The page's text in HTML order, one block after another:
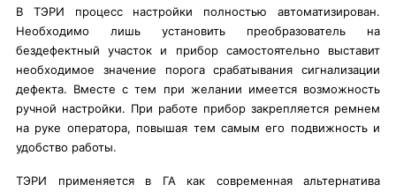
В ТЭРИ процесс настройки полностью автоматизирован.
Необходимо лишь установить преобразователь на
бездефектный участок и прибор самостоятельно выставит
необходимое значение порога срабатывания сигнализации
дефекта. Вместе с тем при желании имеется возможность
ручной настройки. При работе прибор закрепляется ремнем
на руке оператора, повышая тем самым его подвижность и
удобство работы.
ТЭРИ применяется в ГА как современная альтернатива